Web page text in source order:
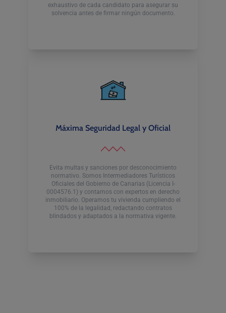
exhaustivo de cada candidato para asegurar su
solvencia antes de firmar ningún documento.
Máxima Seguridad Legal y Oficial
Evita multas y sanciones por desconocimiento
normativo. Somos Intermediadores Turísticos
Oficiales del Gobierno de Canarias (Licencia I-
0004576.1) y contamos con expertos en derecho
inmobiliario. Operamos tu vivienda cumpliendo el
100% de la legalidad, redactando contratos
blindados y adaptados a la normativa vigente.